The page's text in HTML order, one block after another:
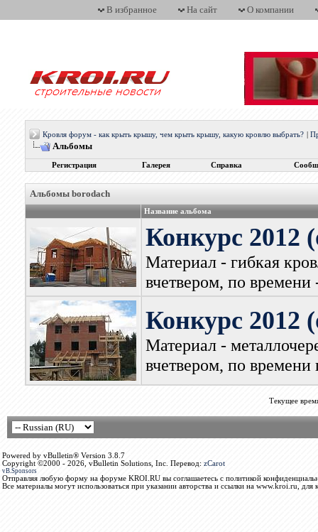
В избранное На сайт О компании
Кровля форум - как крыть крышу, чем крыть крышу, какую кровлю выбрать?
Альбомы
Регистрация Галерея Справка
Альбомы borodach
Название альбома
Конкурс 2012
Материал - гибкая
вчетвером, по времени
Конкурс 2012
Материал -
вчетвером, по
Текущее
Powered by vBulletin® Version 3.8.7
Copyright ©2000 - 2026, vBulletin Solutions, Inc. Перевод: zCarot
vB.Sponsors
Отправляя любую форму на форуме KROI.RU вы соглашаетесь с политикой
Все материалы могут использоваться при указании авторства и ссылки на www.kroi.ru, для